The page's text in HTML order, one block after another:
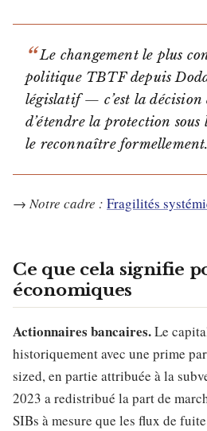
Le changement le plus
politique TBTF depuis
législatif — c’est la
d’étendre la protection
le reconnaître formellement.
→ Notre cadre : Fragilités
Ce que cela signifie
économiques
Actionnaires bancaires.Le
historiquement avec une prime
sized, en partie attribuée à la
2023 a redistribué la part de
SIBs à mesure que les flux de